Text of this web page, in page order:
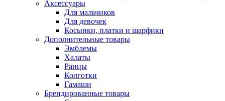
Аксессуары
Для мальчиков
Для девочек
Косынки, платки и шарфики
Дополнительные товары
Эмблемы
Халаты
Ранцы
Колготки
Гамаши
Брендированные товары